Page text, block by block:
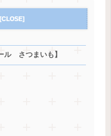
ル さつまいも】